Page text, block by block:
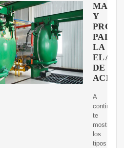
Y
PARA
LA
DE
A
te
mostramos
los
tipos